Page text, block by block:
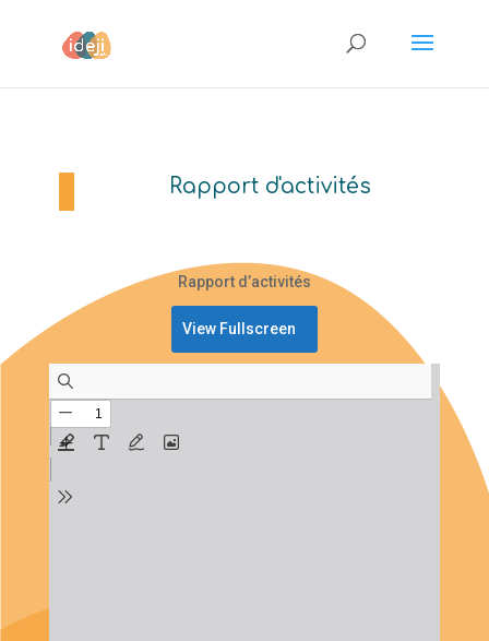
Rapport d'activités
Rapport d’activités
View Fullscreen